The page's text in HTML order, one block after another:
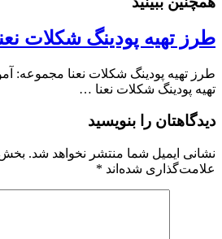
طرز تهیه پودینگ شکلات
طرز تهیه پودینگ شکلات نعنا
تهیه پودینگ شکلات نعنا …
دیدگاهتان را بنویسید
نشانی ایمیل شما منتشر نخواهد شد.
علامت‌گذاری شده‌اند *